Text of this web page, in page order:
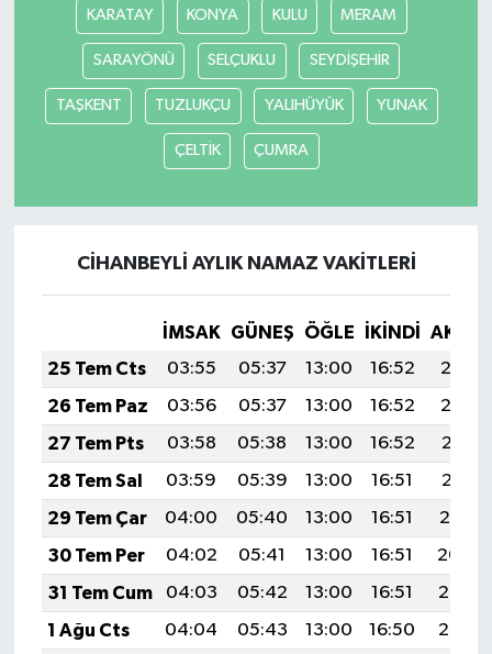
KARATAY KONYA KULU MERAM
SARAYÖNÜ SELÇUKLU SEYDİŞEHİR
TAŞKENT TUZLUKÇU YALIHÜYÜK YUNAK
ÇELTİK ÇUMRA
CİHANBEYLİ AYLIK NAMAZ VAKITLERI
İMSAK GÜNEŞ ÖĞLE İKINDI
25 Tem Cts
03:55 05:37 13:00 16:52
20:13
26 Tem Paz
03:56 05:37 13:00 16:52
20:12
27 Tem Pts
03:58 05:38 13:00 16:52
20:11
28 Tem Sal
03:59 05:39 13:00 16:51
20:11
29 Tem Çar
04:00 05:40 13:00 16:51
20:10
30 Tem Per
04:02 05:41 13:00 16:51
20:09
31 Tem Cum
04:03 05:42 13:00 16:51
20:08
1 Ağu Cts
04:04 05:43 13:00 16:50
20:07